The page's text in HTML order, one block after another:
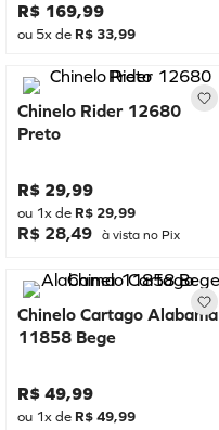
R$ 169,99
ou 5x de R$ 33,99
Chinelo Rider 12680
Preto
R$ 29,99
ou 1x de R$ 29,99
R$ 28,49 à vista no Pix
Chinelo Cartago Alabama
11858 Bege
R$ 49,99
ou 1x de R$49,99